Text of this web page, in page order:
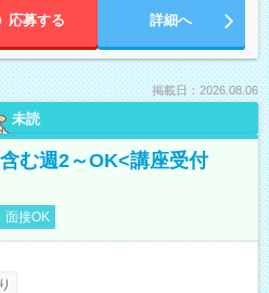
応募する 詳細へ
掲載日：2026.08.06
未読
む週2～OK<講座受付
面接OK